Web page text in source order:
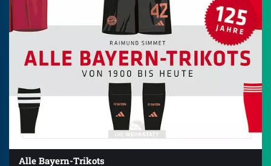
Alle Bayern-Trikots